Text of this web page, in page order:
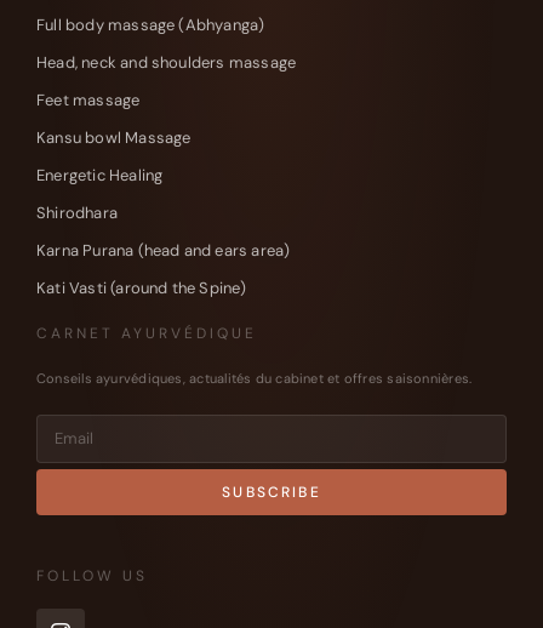
Full body massage (Abhyanga)
Head, neck and shoulders massage
Feet massage
Kansu bowl Massage
Energetic Healing
Shirodhara
Karna Purana (head and ears area)
Kati Vasti (around the Spine)
CARNET AYURVÉDIQUE
Conseils ayurvédiques, actualités du cabinet et offres saisonnières.
FOLLOW US